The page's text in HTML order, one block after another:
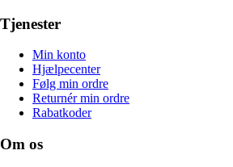
Tjenester
Min konto
Hjælpecenter
Følg min ordre
Returnér min ordre
Rabatkoder
Om os